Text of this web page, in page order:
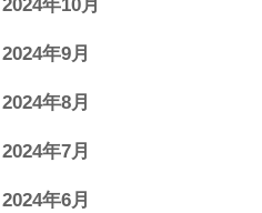
2024年10月
2024年9月
2024年8月
2024年7月
2024年6月